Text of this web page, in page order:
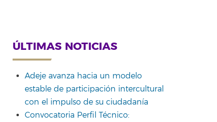
ÚLTIMAS NOTICIAS
Adeje avanza hacia un modelo
estable de participación intercultural
con el impulso de su ciudadanía
Convocatoria Perfil Técnico: